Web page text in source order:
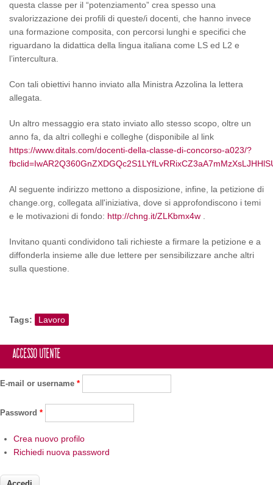
questa classe per il “potenziamento” crea spesso una
svalorizzazione dei profili di queste/i docenti, che hanno invece
una formazione composita, con percorsi lunghi e specifici che
riguardano la didattica della lingua italiana come LS ed L2 e
l’intercultura.
Con tali obiettivi hanno inviato alla Ministra Azzolina la lettera
allegata.
Un altro messaggio era stato inviato allo stesso scopo, oltre un
anno fa, da altri colleghi e colleghe (disponibile al link
https://www.ditals.com/docenti-della-classe-di-concorso-a023/?
Al seguente indirizzo mettono a disposizione, infine, la petizione di
change.org, collegata all'iniziativa, dove si approfondiscono i temi
e le motivazioni di fondo: http://chng.it/ZLKbmx4w
Invitano quanti condividono tali richieste a firmare la petizione e a
diffonderla insieme alle due lettere per sensibilizzare anche altri
sulla questione.
Tags: Lavoro
Accesso utente
E-mail or username *
Password *
Crea nuovo profilo
Richiedi nuova password